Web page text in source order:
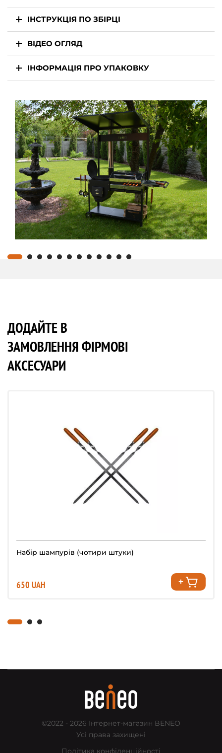
ІНСТРУКЦІЯ ПО ЗБІРЦІ
ВІДЕО ОГЛЯД
ІНФОРМАЦІЯ ПРО УПАКОВКУ
ДОДАЙТЕ В
ЗАМОВЛЕННЯ ФІРМОВІ
АКСЕСУАРИ
Набір шампурів (чотири штуки)
650 UAH
©2022 - 2026 Інтернет-магазин BENEO
Усі права захищені
Політика конфіденційності